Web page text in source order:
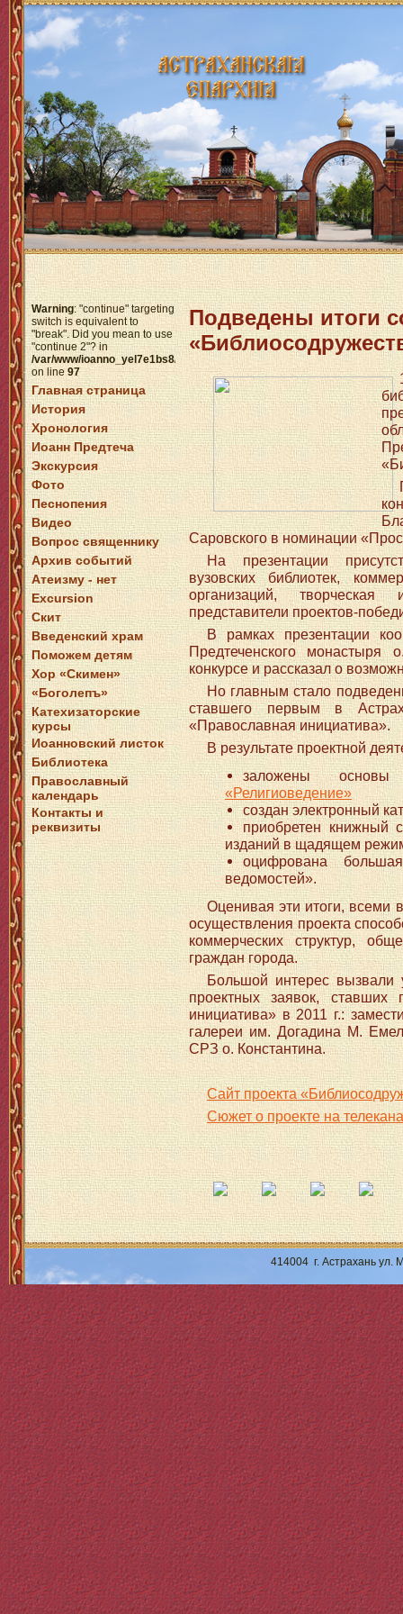
Warning: "continue" targeting
switch is equivalent to
"break". Did you mean to use
"continue 2"? in
/var/www/ioanno_yel7e1bs8/data/www/httpdocs/modules/mod_menu/
on line 97
Главная страница
История
Хронология
Иоанн Предтеча
Экскурсия
Фото
Песнопения
Видео
Вопрос священнику
Архив событий
Атеизму - нет
Excursion
Скит
Введенский храм
Поможем детям
Хор «Скимен»
«Боголепъ»
Катехизаторские
курсы
Иоанновский листок
Библиотека
Православный
календарь
Контакты и
реквизиты
Подведены итоги
Саровского в номинации
На презентации
вузовских библиотек,
организаций, творческая
представители проектов-
В рамках презентации
Предтеченского
конкурсе и рассказал о
Но главным стало
ставшего первым в
«Православная инициатива».
В результате проектной
заложены
«Религиоведение»
создан электронный
приобретен книжный
изданий в щадящем
оцифрована
ведомостей».
Оценивая эти итоги, всеми
осуществления проекта
коммерческих структур,
граждан города.
Большой интерес вызвали
проектных заявок, ставших
инициатива» в 2011 г.:
галереи им. Догадина М.
СРЗ о. Константина.
Сайт проекта
Сюжет о проекте на
414004 г. Астрахань ул.